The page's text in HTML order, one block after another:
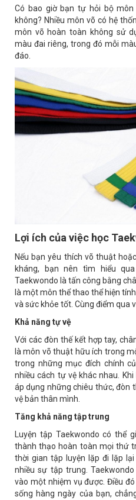
Có bao giờ bạn tự hỏi bộ
không? Nhiều môn võ có hệ
môn võ hoàn toàn không sử
màu đai riêng, trong đó mỗi
đáo.
Lợi ích của việc học
Nếu bạn yêu thích võ thuật
kháng, bạn nên tìm hiểu
Taekwondo là tấn công bằng
là một môn thể thao thể hiện
và sức khỏe tốt. Cùng điểm qua
Khả năng tự vệ
Với các đòn thế kết hợp tay,
là môn võ thuật hữu ích trong
trong những mục đích chính
nhiều cách tự vệ khác nhau.
áp dụng những chiêu thức, đòn
vệ bản thân mình.
Tăng khả năng tập trung
Luyện tập Taekwondo có thể
thành thạo hoàn toàn mọi thứ
thời gian tập luyện lặp đi lặp
nhiều sự tập trung.
vào một nhiệm vụ được. Điều
sống hàng ngày của bạn,